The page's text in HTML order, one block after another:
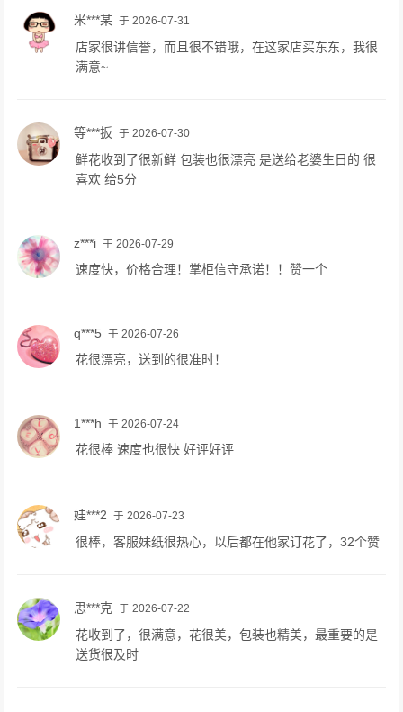
米***某 于 2026-07-31
店家很讲信誉，而且很不错哦，在这家店买东东，我很
满意~
等***扳 于 2026-07-30
鲜花收到了很新鲜 包装也很漂亮 是送给老婆生日的 很
喜欢 给5分
z***i 于 2026-07-29
速度快，价格合理！掌柜信守承诺！！赞一个
q***5 于 2026-07-26
花很漂亮，送到的很准时！
1***h 于 2026-07-24
花很棒 速度也很快 好评好评
娃***2 于 2026-07-23
很棒，客服妹纸很热心，以后都在他家订花了，32个赞
思***克 于 2026-07-22
花收到了，很满意，花很美，包装也精美，最重要的是
送货很及时